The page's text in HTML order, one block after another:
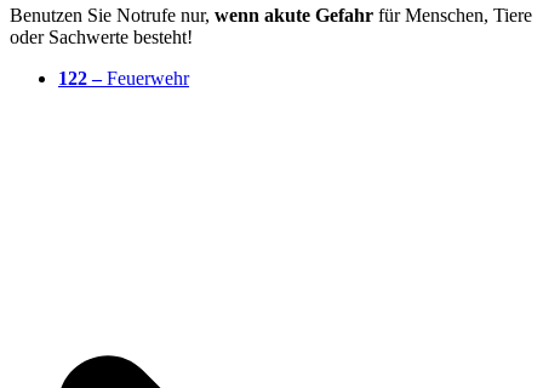
Benutzen Sie Notrufe nur, wenn akute Gefahr für Menschen, Tiere
oder Sachwerte besteht!
122 –Feuerwehr